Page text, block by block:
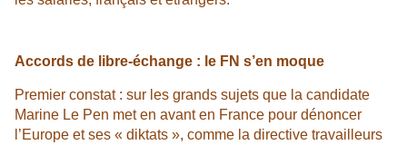
Accords de libre-échange : le FN s’en moque
Premier constat : sur les grands sujets que la candidate
Marine Le Pen met en avant en France pour dénoncer
l’Europe et ses « diktats », comme la directive travailleurs